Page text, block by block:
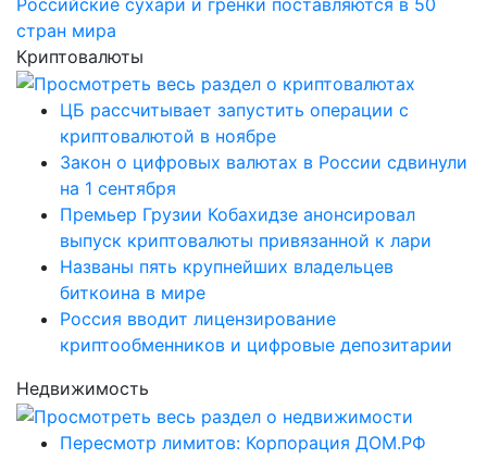
стран мира
Криптовалюты
ЦБ рассчитывает запустить операции с
криптовалютой в ноябре
Закон о цифровых валютах в России сдвинули
на 1 сентября
Премьер Грузии Кобахидзе анонсировал
выпуск криптовалюты привязанной к лари
Названы пять крупнейших владельцев
биткоина в мире
Россия вводит лицензирование
криптообменников и цифровые депозитарии
Недвижимость
Пересмотр лимитов: Корпорация ДОМ.РФ